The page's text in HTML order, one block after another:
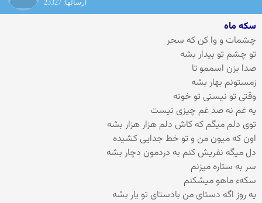
ارسالها: 23327
سکه ماه
چشمات و وا کن که سحر
تو چشم تو بیدار بشه
صدا بزن اسممو تا
زمستونم بهار بشه
وقتی تو نیستی تو خونه
یه غم نه صد غم چیزی نیست
توی دلم میگم که کاش دلم هزار هزار بشه
اون که میون من و تو خط جدایی کشیده
دل میگه نفریش کنم به دردمون دچار بشه
سر به ستاره میزنم
سکهء ماهو میشکنم
یه روز اگه دستای من بادستای تو یار بشه